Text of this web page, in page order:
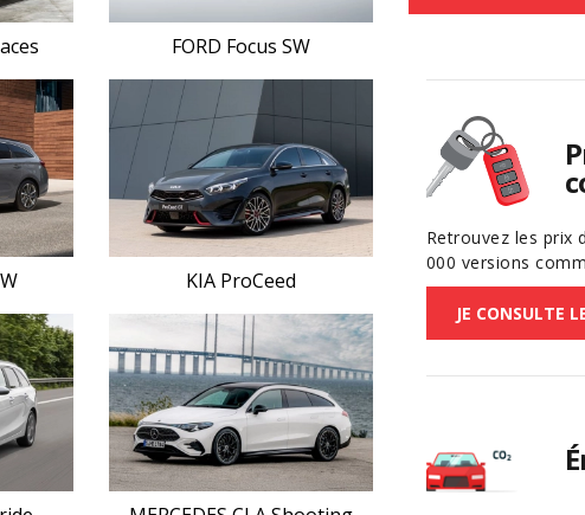
FORD Focus SW
KIA ProCeed
Retrouvez les prix
000 versions
JE CONSULTE